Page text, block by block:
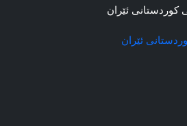
کوردستانی ئێران
ئێران